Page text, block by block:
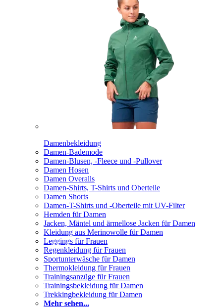
Damenbekleidung
Damen-Bademode
Damen-Blusen, -Fleece und -Pullover
Damen Hosen
Damen Overalls
Damen-Shirts, T-Shirts und Oberteile
Damen Shorts
Damen-T-Shirts und -Oberteile mit UV-Filter
Hemden für Damen
Jacken, Mäntel und ärmellose Jacken für Damen
Kleidung aus Merinowolle für Damen
Leggings für Frauen
Regenkleidung für Frauen
Sportunterwäsche für Damen
Thermokleidung für Frauen
Trainingsanzüge für Frauen
Trainingsbekleidung für Damen
Trekkingbekleidung für Damen
Mehr sehen...